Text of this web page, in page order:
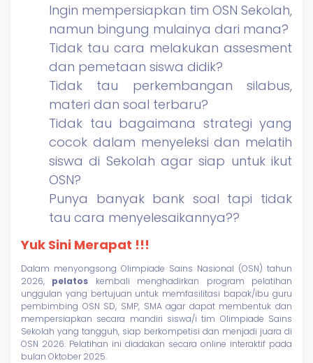
Ingin mempersiapkan tim OSN Sekolah,
namun bingung mulainya dari mana?
Tidak tau cara melakukan assesment
dan pemetaan siswa didik?
Tidak tau perkembangan silabus,
materi dan soal terbaru?
Tidak tau bagaimana strategi yang
cocok dalam menyeleksi dan melatih
siswa di Sekolah agar siap untuk ikut
OSN?
Punya banyak bank soal tapi tidak
tau cara menyelesaikannya??
Yuk Sini Merapat !!!
Dalam menyongsong Olimpiade Sains Nasional (OSN) tahun
2026, pelatos kembali menghadirkan program pelatihan
unggulan yang bertujuan untuk memfasilitasi bapak/ibu guru
pembimbing OSN SD, SMP, SMA agar dapat membentuk dan
mempersiapkan secara mandiri siswa/i tim Olimpiade Sains
Sekolah yang tangguh, siap berkompetisi dan menjadi juara di
OSN 2026. Pelatihan ini diadakan secara online interaktif pada
bulan Oktober 2025.